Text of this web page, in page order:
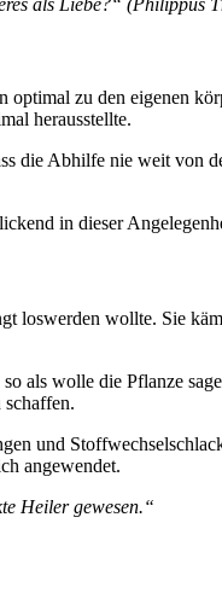
zu den eigenen
herausstellte.
die Abhilfe nie weit von
in dieser
loswerden wollte. Sie
als wolle die Pflanze
und
angewendet.
Heiler gewesen.“